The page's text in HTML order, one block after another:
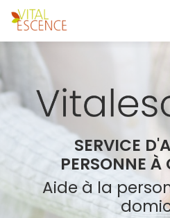
Aller
au
contenu
principal
SERVICE
PERSONNE À
Aide à la